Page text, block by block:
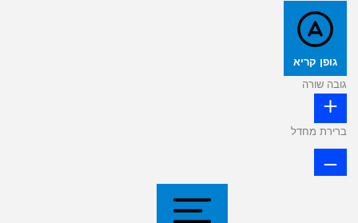
גופן קריא
גובה שורה
ברירת מחדל